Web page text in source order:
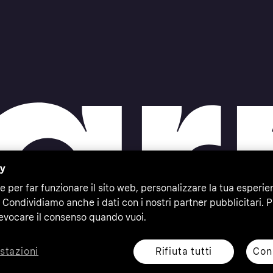
per far funzionare il sito web, personalizzare la tua
Condividiamo anche i dati con i nostri partner pubblicitari.
il consenso quando vuoi.
Rifiuta tutti